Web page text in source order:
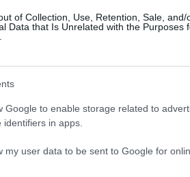
of Collection, Use, Retention, Sale, and/
Data that Is Unrelated with the Purposes
Google to enable storage related to
in apps.
my user data to be sent to Google for